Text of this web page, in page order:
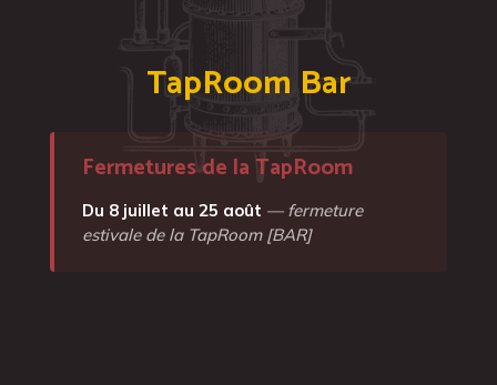
TapRoom Bar
Fermetures de la TapRoom
Du 8 juillet au 25 août — fermeture
estivale de la TapRoom [BAR]